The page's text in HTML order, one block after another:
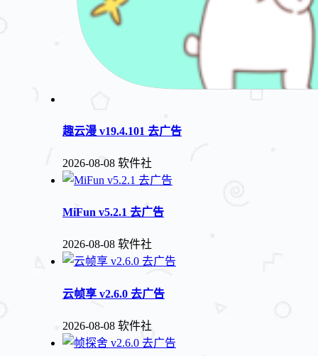
趣云漫 v19.4.101 去广告
2026-08-08 软件社
MiFun v5.2.1 去广告
2026-08-08 软件社
云帧享 v2.6.0 去广告
2026-08-08 软件社